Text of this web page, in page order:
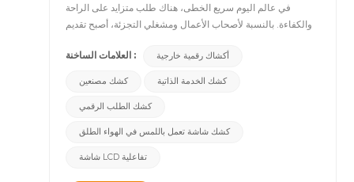
في عالم اليوم سريع الخطى، هناك طلب متزايد على الراحة
والكفاءة. بالنسبة لأصحاب الأعمال ومشغلي التجزئة، أصبح تقديم
الأكشاك الرقمية الخارجية، مما أحدث ثورة في تجربة تناول الطعام
طلب الأجهزة؛ إنها تمثل تكاملًا سلسًا بين التكنولوجيا والراحة. تتيح
الذكية، للعملاء إمكانية التنقل بسرعة وبشكل مستقل خلال عملية
الطلب في الهواء الطلق. سواء كانت متمركزة خارج منافذ الوجبات
العلامات الساخنة : أكشاك رقمية خارجية
كشك مصنعين كشك الخدمة الذاتية
كشك الطلب الرقمي
كشك شاشة تعمل باللمس في الهواء الطلق
شاشة LCD تفاعلية